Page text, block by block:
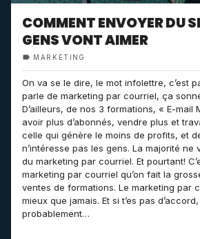
COMMENT ENVOYER DU
GENS VONT AIMER
MARKETING
On va se le dire, le mot infolettre, c’est
parle de marketing par courriel, ça
D’ailleurs, de nos 3 formations, « E-mail
avoir plus d’abonnés, vendre plus et
celle qui génère le moins de profits, et
n’intéresse pas les gens. La majorité ne
du marketing par courriel. Et pourtant!
marketing par courriel qu’on fait la
ventes de formations. Le marketing par
mieux que jamais. Et si t’es pas d’accord,
probablement…